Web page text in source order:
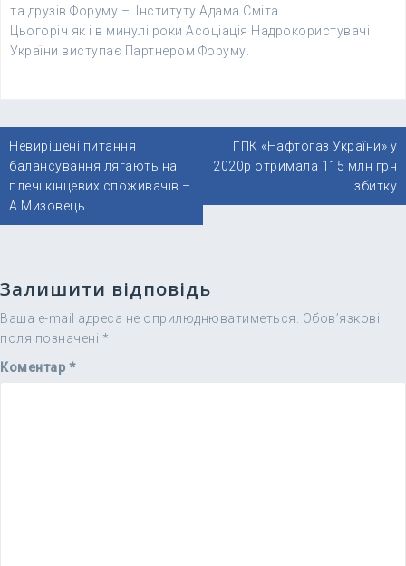
та друзів Форуму – Інституту Адама Сміта.
Цьогоріч як і в минулі роки Асоціація Надрокористувачі
України виступає Партнером Форуму.
Навігація
записів
Невирішені питання
балансування лягають на
плечі кінцевих споживачів –
А.Мизовець
ГПК «Нафтогаз України» у
2020р отримала 115 млн грн
збитку
Залишити відповідь
Ваша e-mail адреса не оприлюднюватиметься.
Обов’язкові
поля позначені *
Коментар *